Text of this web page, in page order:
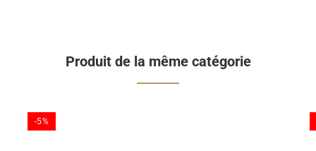
Produit de la même catégorie
-5%